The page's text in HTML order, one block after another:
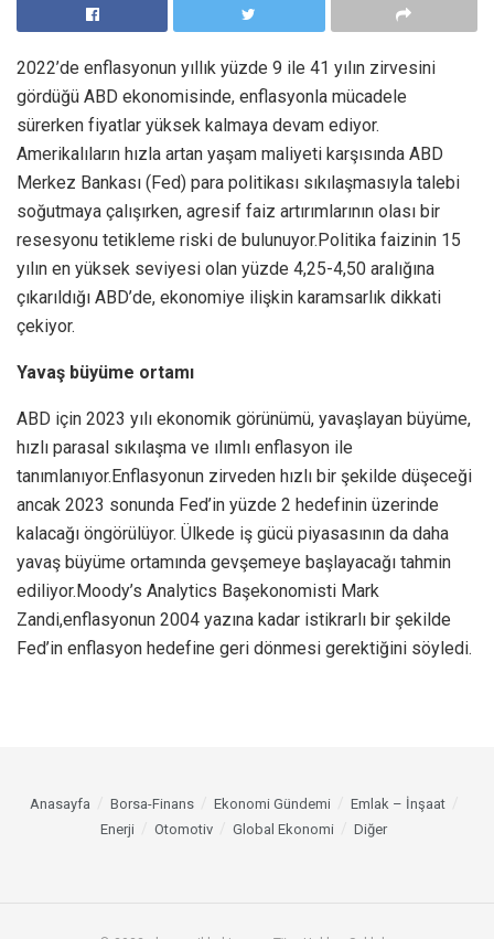
2022’de enflasyonun yıllık yüzde 9 ile 41 yılın zirvesini
gördüğü ABD ekonomisinde, enflasyonla mücadele
sürerken fiyatlar yüksek kalmaya devam ediyor.
Amerikalıların hızla artan yaşam maliyeti karşısında ABD
Merkez Bankası (Fed) para politikası sıkılaşmasıyla talebi
soğutmaya çalışırken, agresif faiz artırımlarının olası bir
resesyonu tetikleme riski de bulunuyor.Politika faizinin 15
yılın en yüksek seviyesi olan yüzde 4,25-4,50 aralığına
çıkarıldığı ABD’de, ekonomiye ilişkin karamsarlık dikkati
çekiyor.
Yavaş büyüme ortamı
ABD için 2023 yılı ekonomik görünümü, yavaşlayan büyüme,
hızlı parasal sıkılaşma ve ılımlı enflasyon ile
tanımlanıyor.Enflasyonun zirveden hızlı bir şekilde düşeceği
ancak 2023 sonunda Fed’in yüzde 2 hedefinin üzerinde
kalacağı öngörülüyor. Ülkede iş gücü piyasasının da daha
yavaş büyüme ortamında gevşemeye başlayacağı tahmin
ediliyor.Moody’s Analytics Başekonomisti Mark
Zandi,enflasyonun 2004 yazına kadar istikrarlı bir şekilde
Fed’in enflasyon hedefine geri dönmesi gerektiğini söyledi.
Anasayfa Borsa-Finans Ekonomi Gündemi
Emlak – İnşaat
Enerji
Otomotiv Global Ekonomi Diğer